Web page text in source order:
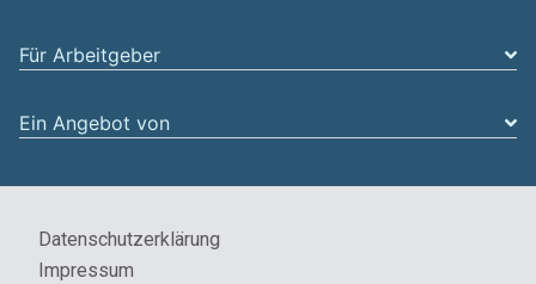
Für Arbeitgeber
Ein Angebot von
Datenschutzerklärung
Impressum